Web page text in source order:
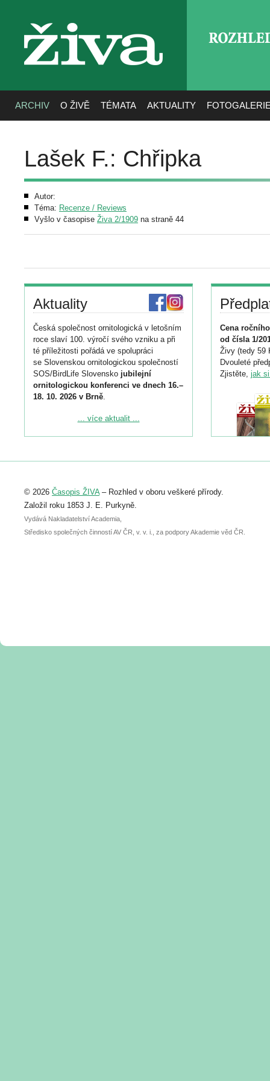
živa
ARCHIV O ŽIVĚ TÉMATA AKTUALITY
Lašek F.: Chřipka
Autor:
Téma: Recenze / Reviews
Vyšlo v časopise Živa 2/1909 na straně 44
Aktuality
Česká společnost ornitologická v letošním
roce slaví 100. výročí svého vzniku a při
té příležitosti pořádá ve spolupráci
se Slovenskou ornitologickou společností
SOS/BirdLife Slovensko jubilejní
ornitologickou konferenci ve dnech 16.–
18. 10. 2026 v Brně.
Podrobnější informace ke konferenci
Registrovat se můžete do 6. září.
abstraktu přihlášené přednášky nebo
posteru je už 30. června.
... více aktualit ...
Cena
od čísla 1/
Živy (tedy 59
Dvouleté
Zjistěte, jak
© 2026 Časopis ŽIVA– Rozhled v oboru veškeré přírody.
Založil roku 1853 J. E. Purkyně.
Vydává Nakladatelství Academia,
Středisko společných činností AV ČR, v. v. i., za podpory Akademie věd ČR.